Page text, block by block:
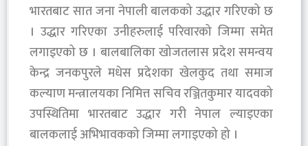
भारतबाट सात जना नेपाली बालकको उद्धार गरिएको छ
। उद्धार गरिएका उनीहरुलाई परिवारको जिम्मा समेत
लगाइएको छ । बालबालिका खोजतलास प्रदेश समन्वय
केन्द्र जनकपुरले मधेस प्रदेशका खेलकुद तथा समाज
कल्याण मन्त्रालयका निमित्त सचिव रञ्जितकुमार यादवको
उपस्थितिमा भारतबाट उद्धार गरी नेपाल ल्याइएका
बालकलाई अभिभावकको जिम्मा लगाइएको हो ।